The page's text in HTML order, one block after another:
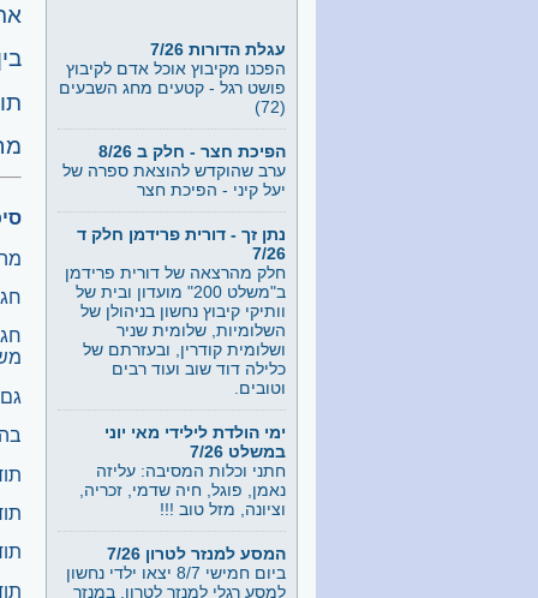
הפכנו מקיבוץ אוכל אדם לקיבוץ
פושט רגל - קטעים מחג השבעים
(72)
הפיכת חצר - חלק ב 8/26
ערב שהוקדש להוצאת ספרה של
יעל קיני - הפיכת חצר
נתן זך - דורית פרידמן חלק ד
חלק מהרצאה של דורית פרידמן
ב"משלט 200" מועדון ובית של
וותיקי קיבוץ נחשון בניהולן של
השלומיות, שלומית שניר
ושלומית קודרין, ובעזרתם של
כלילה דוד שוב ועוד רבים
וטובים.
במשלט 7/26
חתני וכלות המסיבה: עליזה
נאמן, פוגל, חיה שדמי, זכריה,
וציונה, מזל טוב !!!
ביום חמישי 8/7 יצאו ילדי נחשון
למסע רגלי למנזר לטרון. במנזר
הם נפגשו עם האב לואיס שאלו
בין 12 ל-1 בצהריים חזרו כולם עייפים